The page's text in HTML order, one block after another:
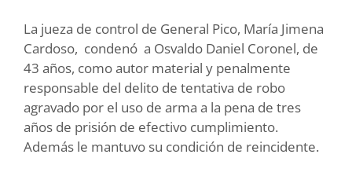
La jueza de control de General Pico, María Jimena
Cardoso, condenó a Osvaldo Daniel Coronel, de
43 años, como autor material y penalmente
responsable del delito de tentativa de robo
agravado por el uso de arma a la pena de tres
años de prisión de efectivo cumplimiento.
Además le mantuvo su condición de reincidente.